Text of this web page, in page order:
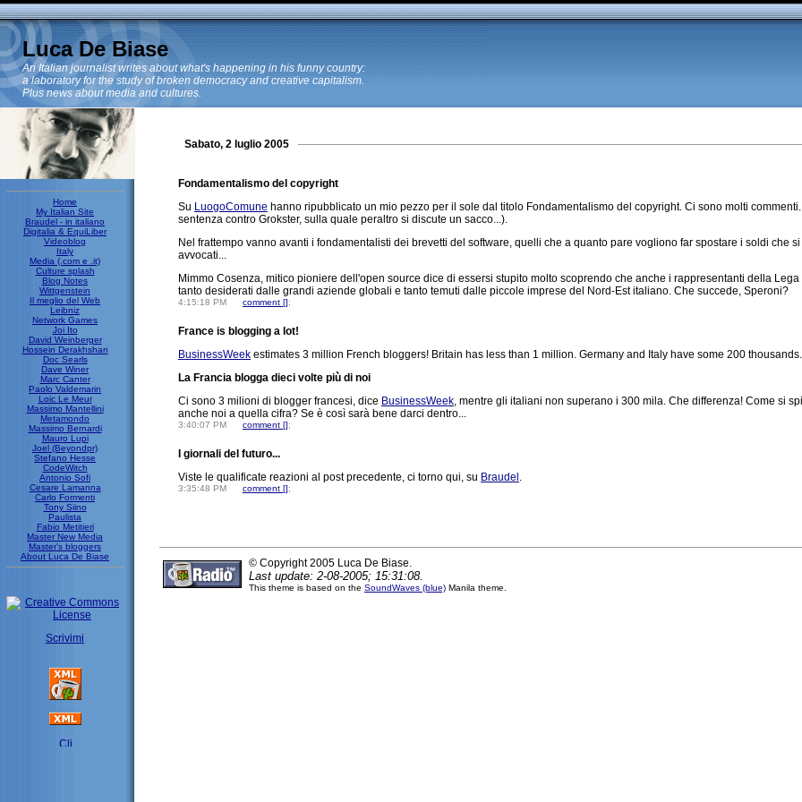
Luca De Biase
An Italian journalist writes about what's happening in his funny country:
a laboratory for the study of broken democracy and creative capitalism.
Plus news about media and cultures.
Home
My Italian Site
Braudel - in italiano
Digitalia & EquiLiber
Videoblog
Italy
Media (.com e .it)
Culture splash
Blog Notes
Wittgenstein
Il meglio del Web
Leibniz
Network Games
Joi Ito
David Weinberger
Hossein Derakhshan
Doc Searls
Dave Winer
Marc Canter
Paolo Valdemarin
Loic Le Meur
Massimo Mantellini
Metamondo
Massimo Bernardi
Mauro Lupi
Joel (Beyondpr)
Stefano Hesse
CodeWitch
Antonio Sofi
Cesare Lamanna
Carlo Formenti
Tony Siino
Paulista
Fabio Metitieri
Master New Media
Master's bloggers
About Luca De Biase
Scrivimi
Sabato, 2 luglio 2005
Fondamentalismo del copyright
Su LuogoComune hanno ripubblicato un mio pezzo per il sole dal titolo Fondamentalismo del copyright. Ci sono molti
sentenza contro Grokster, sulla quale peraltro si discute un sacco...).
Nel frattempo vanno avanti i fondamentalisti dei brevetti del software, quelli che a quanto pare vogliono far spostare i soldi che
avvocati...
Mimmo Cosenza, mitico pioniere dell'open source dice di essersi stupito molto scoprendo che anche i rappresentanti della
tanto desiderati dalle grandi aziende globali e tanto temuti dalle piccole imprese del Nord-Est italiano. Che succede, Speroni?
4:15:18 PM comment [];
France is blogging a lot!
BusinessWeek estimates 3 million French bloggers! Britain has less than 1 million. Germany and Italy have some 200
La Francia blogga dieci volte più di noi
Ci sono 3 milioni di blogger francesi, dice BusinessWeek, mentre gli italiani non superano i 300 mila. Che differenza! Come si
anche noi a quella cifra? Se è così sarà bene darci dentro...
3:40:07 PM comment [];
I giornali del futuro...
Viste le qualificate reazioni al post precedente, ci torno qui, su Braudel .
3:35:48 PM comment [];
© Copyright 2005 Luca De Biase.
Last update: 2-08-2005; 15:31:08.
This theme is based on the SoundWaves (blue) Manila theme.